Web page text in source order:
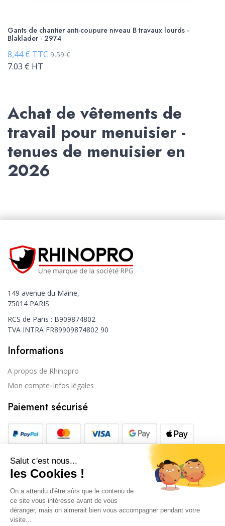
Achat de vêtements de
travail pour menuisier -
tenues de menuisier en
2026
Gants de chantier anti-coupure niveau B travaux lourds -
Blaklader - 2974
8,44 € TTC 9,59 €
7.03 € HT
149 avenue du Maine,
75014 PARIS
RCS de Paris : B909874802
TVA INTRA FR89909874802 90
Informations
A propos de Rhinopro
Mon compte-Infos légales
Paiement sécurisé
Restez informé
S’abonner
Vous pouvez vous désinscrire à tout moment. Vous